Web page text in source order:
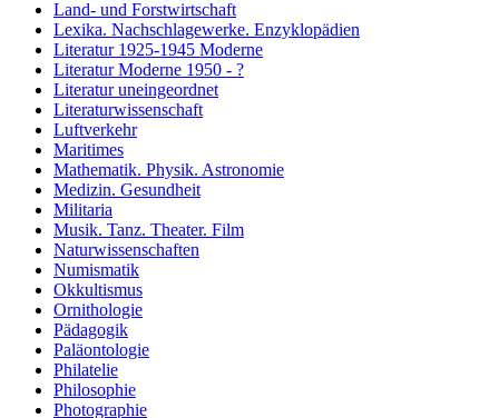
Land- und Forstwirtschaft
Lexika. Nachschlagewerke. Enzyklopädien
Literatur 1925-1945 Moderne
Literatur Moderne 1950 - ?
Literatur uneingeordnet
Literaturwissenschaft
Luftverkehr
Maritimes
Mathematik. Physik. Astronomie
Medizin. Gesundheit
Militaria
Musik. Tanz. Theater. Film
Naturwissenschaften
Numismatik
Okkultismus
Ornithologie
Pädagogik
Paläontologie
Philatelie
Philosophie
Photographie